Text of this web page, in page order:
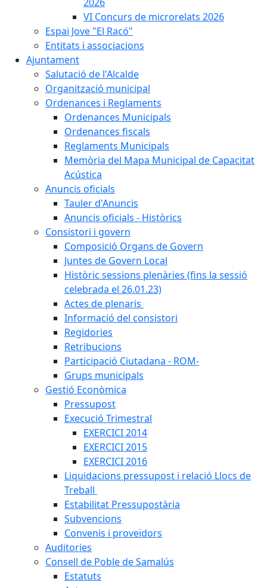
VI Concurs de microrelats 2026
Espai Jove "El Racó"
Entitats i associacions
Ajuntament
Salutació de l'Alcalde
Organització municipal
Ordenances i Reglaments
Ordenances Municipals
Ordenances fiscals
Reglaments Municipals
Memòria del Mapa Municipal de Capacitat
Acústica
Anuncis oficials
Tauler d'Anuncis
Anuncis oficials - Històrics
Consistori i govern
Composició Organs de Govern
Juntes de Govern Local
Històric sessions plenàries (fins la sessió
celebrada el 26.01.23)
Actes de plenaris
Informació del consistori
Regidories
Retribucions
Participació Ciutadana - ROM-
Grups municipals
Gestió Econòmica
Pressupost
Execució Trimestral
EXERCICI 2014
EXERCICI 2015
EXERCICI 2016
Liquidacions pressupost i relació Llocs de
Treball
Estabilitat Pressupostària
Subvencions
Convenis i proveïdors
Auditories
Consell de Poble de Samalús
Estatuts